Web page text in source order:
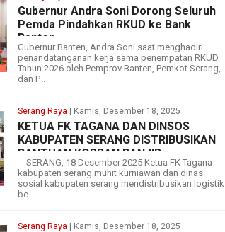
Gubernur Andra Soni Dorong Seluruh
Pemda Pindahkan RKUD ke Bank
Banten
Gubernur Banten, Andra Soni saat menghadiri
penandatanganan kerja sama penempatan RKUD
Tahun 2026 oleh Pemprov Banten, Pemkot Serang,
dan P...
Serang Raya | Kamis, Desember 18, 2025
KETUA FK TAGANA DAN DINSOS
KABUPATEN SERANG DISTRIBUSIKAN
BANTUAN KORBAN BANJIR.
SERANG, 18 Desember 2025 Ketua FK Tagana
kabupaten serang muhit kurniawan dan dinas
sosial kabupaten serang mendistribusikan logistik
be...
Serang Raya | Kamis, Desember 18, 2025